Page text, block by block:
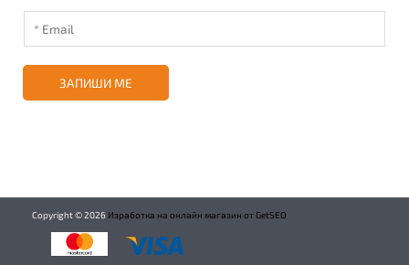
ЗАПИШИ МЕ
Copyright ©2026 Изработка на онлайн магазин от GetSEO